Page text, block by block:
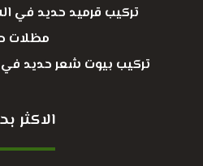
مظلات
تركيب بيوت شعر حديد في الفجيرة
الاكثر